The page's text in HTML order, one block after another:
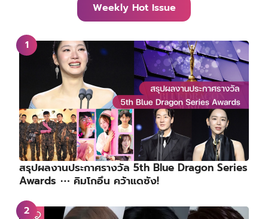
Weekly Hot Issue
สรุปผลงานประกาศรางวัล 5th Blue Dragon Series
Awards ⋯ คิมโกอึน คว้าแดซัง!